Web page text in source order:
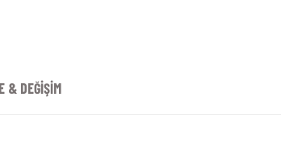
& DEĞİŞİM